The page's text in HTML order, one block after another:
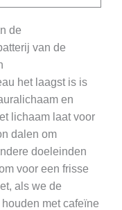
de
van de
het laagst is is
en
lichaam laat voor
dalen om
doeleinden
voor een frisse
als we de
met cafeïne